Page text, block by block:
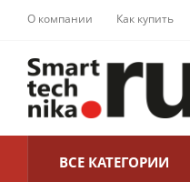
О компании Как купить
ВСЕ КАТЕГОРИИ